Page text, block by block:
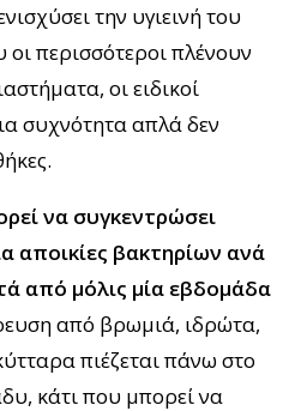
την υγιεινή του
περισσότεροι πλένουν
οι ειδικοί
συχνότητα απλά δεν
να συγκεντρώσει
αποικίες βακτηρίων ανά
από μόλις μία εβδομάδα
από βρωμιά, ιδρώτα,
πιέζεται πάνω στο
κάτι που μπορεί να